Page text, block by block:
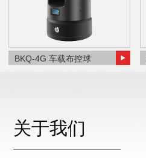
BKQ-4G 车载布控球
关于我们